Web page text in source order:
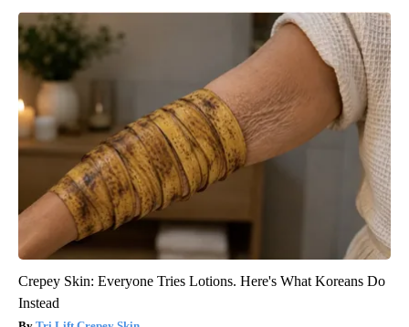
Crepey Skin: Everyone Tries Lotions. Here's What Koreans Do
Instead